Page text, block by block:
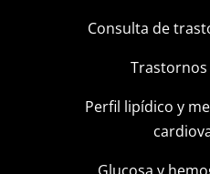
Consulta de
Perfil lipídico y